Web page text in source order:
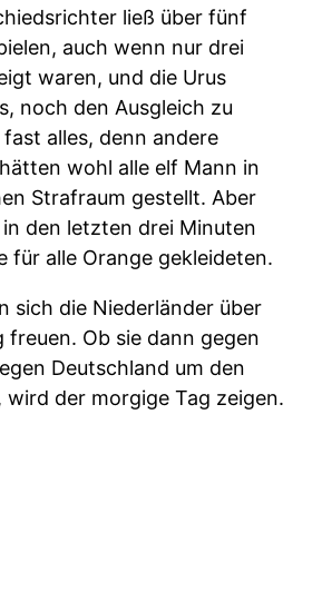
ließ über fünf
auch wenn nur drei
waren, und die Urus
noch den Ausgleich zu
alles, denn andere
wohl alle elf Mann in
Strafraum gestellt. Aber
den letzten drei Minuten
für alle Orange gekleideten.
sich die Niederländer über
freuen. Ob sie dann gegen
Deutschland um den
wird der morgige Tag zeigen.